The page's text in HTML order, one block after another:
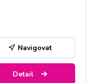
Navigovat
Detail